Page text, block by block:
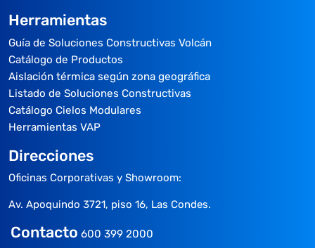
Herramientas
Guía de Soluciones Constructivas Volcán
Catálogo de Productos
Aislación térmica según zona geográfica
Listado de Soluciones Constructivas
Catálogo Cielos Modulares
Herramientas VAP
Direcciones
Oficinas Corporativas y Showroom:
Av. Apoquindo 3721, piso 16, Las Condes.
Contacto 600 399 2000